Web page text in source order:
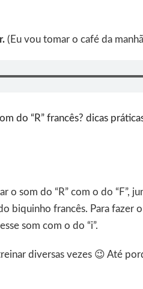
(Eu vou tomar o café da
do “R” francês? dicas
o som do “R” com o do “F”,
biquinho francês. Para fazer
som com o do “i”.
diversas vezes 😉 Até